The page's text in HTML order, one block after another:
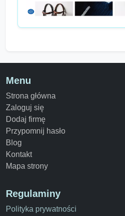
Menu
Strona główna
Zaloguj się
Dodaj firmę
Przypomnij hasło
Blog
Kontakt
Mapa strony
Regulaminy
Polityka prywatności